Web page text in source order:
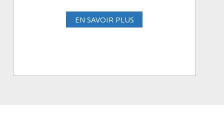
EN SAVOIR PLUS